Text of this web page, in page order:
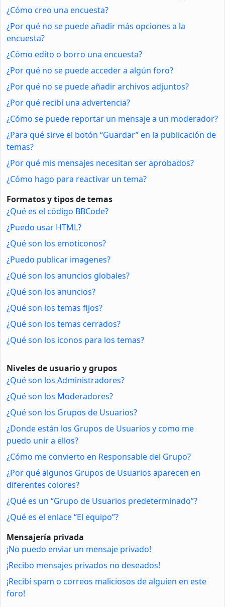
¿Cómo creo una encuesta?
¿Por qué no se puede añadir más opciones a la
encuesta?
¿Cómo edito o borro una encuesta?
¿Por qué no se puede acceder a algún foro?
¿Por qué no se puede añadir archivos adjuntos?
¿Por qué recibí una advertencia?
¿Cómo se puede reportar un mensaje a un moderador?
¿Para qué sirve el botón “Guardar” en la publicación de
temas?
¿Por qué mis mensajes necesitan ser aprobados?
¿Cómo hago para reactivar un tema?
Formatos y tipos de temas
¿Qué es el código BBCode?
¿Puedo usar HTML?
¿Qué son los emoticonos?
¿Puedo publicar imagenes?
¿Qué son los anuncios globales?
¿Qué son los anuncios?
¿Qué son los temas fijos?
¿Qué son los temas cerrados?
¿Qué son los iconos para los temas?
Niveles de usuario y grupos
¿Qué son los Administradores?
¿Qué son los Moderadores?
¿Qué son los Grupos de Usuarios?
¿Donde están los Grupos de Usuarios y como me
puedo unir a ellos?
¿Cómo me convierto en Responsable del Grupo?
¿Por qué algunos Grupos de Usuarios aparecen en
diferentes colores?
¿Qué es un “Grupo de Usuarios predeterminado”?
¿Qué es el enlace “El equipo”?
Mensajería privada
¡No puedo enviar un mensaje privado!
¡Recibo mensajes privados no deseados!
¡Recibí spam o correos maliciosos de alguien en este
foro!